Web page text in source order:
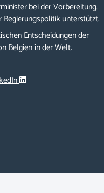
bei der Vorbereitung,
unterstützt.
Entscheidungen der
Belgien in der Welt.